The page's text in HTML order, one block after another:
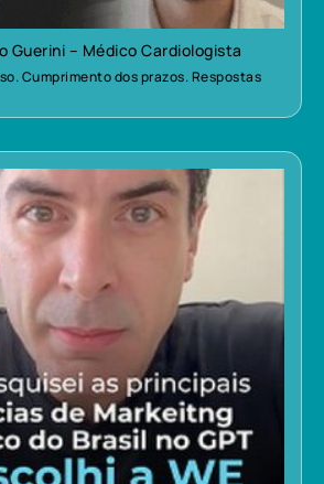
Guerini – Médico Cardiologista
Cumprimento dos prazos. Respostas